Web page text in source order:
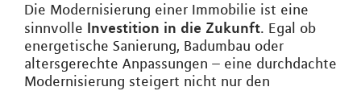
Die Modernisierung einer Immobilie ist eine
sinnvolle Investition in die Zukunft. Egal ob
energetische Sanierung, Badumbau oder
altersgerechte Anpassungen – eine durchdachte
Modernisierung steigert nicht nur den